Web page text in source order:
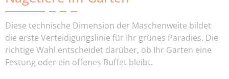
Diese technische Dimension der Maschenweite bildet
die erste Verteidigungslinie für Ihr grünes Paradies. Die
richtige Wahl entscheidet darüber, ob Ihr Garten eine
Festung oder ein offenes Buffet bleibt.